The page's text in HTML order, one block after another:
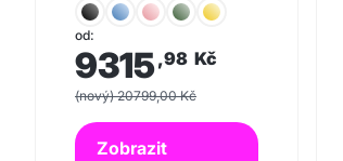
od:
9315,98 Kč
(nový) 20799,00 Kč
Zobrazit